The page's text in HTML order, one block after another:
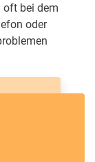
oft bei dem
oder